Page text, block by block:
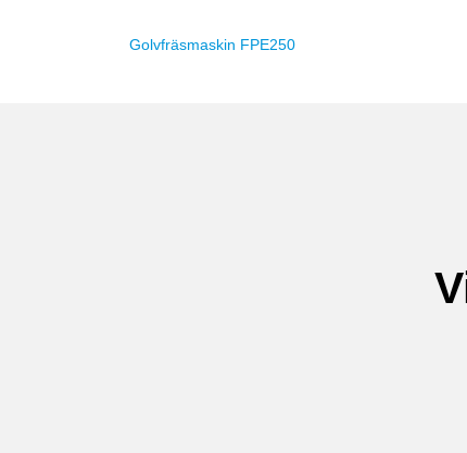
Golvfräsmaskin FPE250